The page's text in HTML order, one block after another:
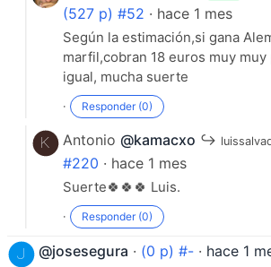
(527 p) #52 · hace 1 mes
Según la estimación,si gana
marfil,cobran 18 euros muy
igual, mucha suerte
· Responder (0)
Antonio @kamacxo ↪
#220 · hace 1 mes
Suerte🍀🍀🍀 Luis.
· Responder (0)
@josesegura · (0 p) #- · hace 1